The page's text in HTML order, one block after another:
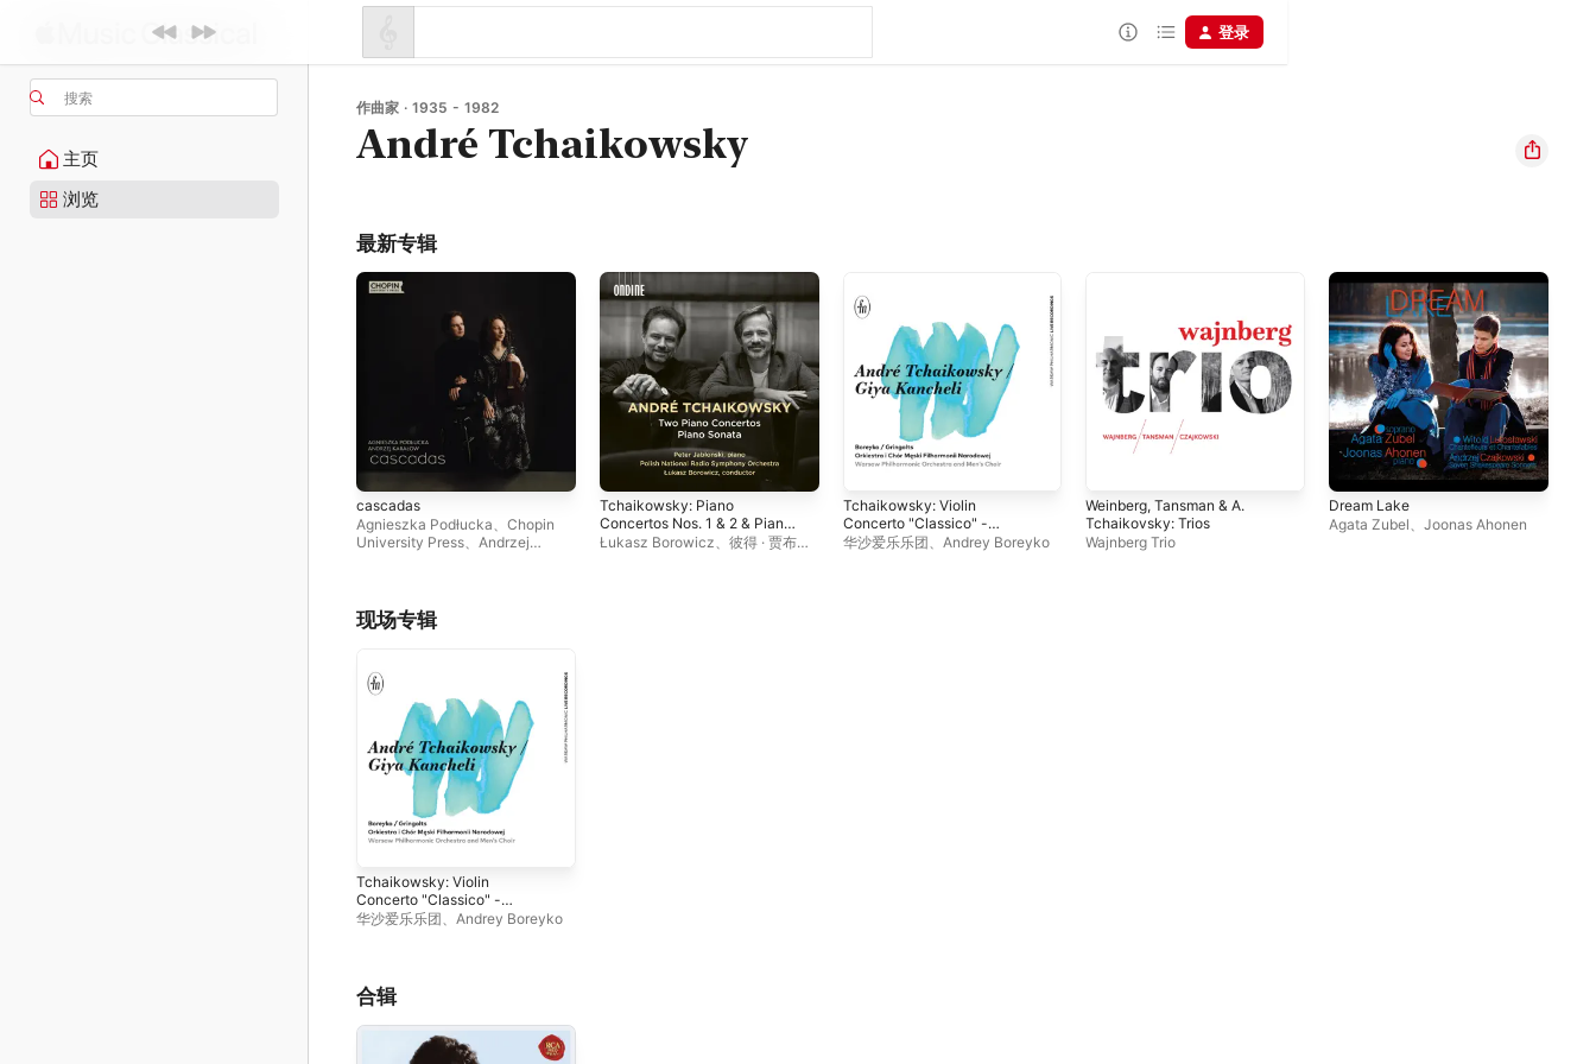
搜索
主页
浏览
登录
作曲家 · 1935 - 1982
André Tchaikowsky
最新专辑
cascadas
Agnieszka Podłucka
Chopin
University Press
Andrzej
Tchaikowsky: Piano
Concertos Nos. 1 & 2 & Piano
Sonata
Łukasz Borowicz
彼得 · 贾布隆
Tchaikowsky: Violin
Concerto "Classico" -
Kancheli: Libera me (Quasi-
华沙爱乐乐团 Andrey Boreyko
Weinberg, Tansman & A.
Tchaikovsky: Trios
Wajnberg Trio
Dream Lake
Agata Zubel 、Joonas Ahonen
现场专辑
Tchaikowsky: Violin
Concerto "Classico" -
Kancheli: Libera me (Quasi-
华沙爱乐乐团 Andrey Boreyko
合辑